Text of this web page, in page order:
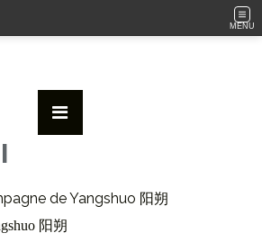
MENU
de Yangshuo 阳朔